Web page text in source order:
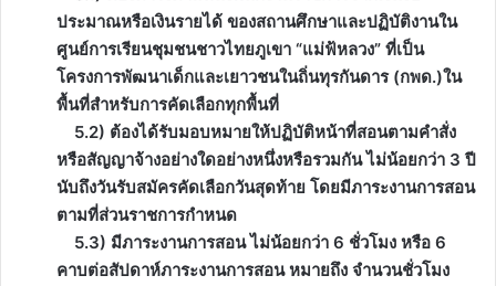
ประมาณหรือเงินรายได้ ของสถานศึกษาและปฏิบัติงานใน
ศูนย์การเรียนชุมชนชาวไทยภูเขา “แม่ฟ้หลวง” ที่เป็น
โครงการพัฒนาเด็กและเยาวชนในถิ่นทุรกันดาร (กพด.)ใน
พื้นที่สำหรับการคัดเลือกทุกพื้นที่
5.2) ต้องได้รับมอบหมายให้ปฏิบัติหน้าที่สอนตามคำสั่ง
หรือสัญญาจ้างอย่างใดอย่างหนึ่งหรือรวมกัน ไม่น้อยกว่า 3 ปี
นับถึงวันรับสมัครคัดเลือกวันสุดท้าย โดยมีภาระงานการสอน
ตามที่ส่วนราชการกำหนด
5.3) มีภาระงานการสอน ไม่น้อยกว่า 6 ชั่วโมง หรือ 6
คาบต่อสัปดาห์ภาระงานการสอน หมายถึง จำนวนชั่วโมง